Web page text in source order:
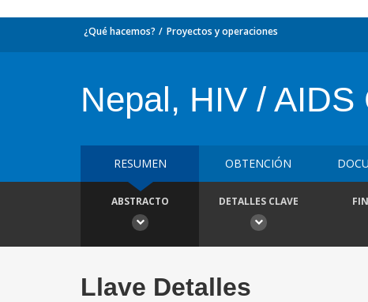
¿Qué hacemos? Proyectos y operaciones
Nepal, HIV /
RESUMEN OBTENCIÓN
ABSTRACTO DETALLES CLAVE
Llave Detalles